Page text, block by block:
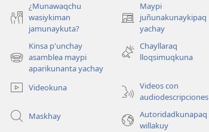
¿Munawaqchu
wasiykiman
jamunaykuta?
Maypi
juñunakunaykipaq
yachay
(abre
nueva
ventana)
Kinsa p'unchay
asamblea maypi
aparikunanta yachay
(abre
nueva
Chayllaraq
lloqsimuqkuna
Videokuna
Videos con
audiodescripciones
Maskhay
Autoridadkunapaq
willakuy